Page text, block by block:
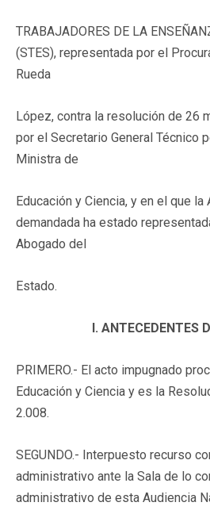
TRABAJADORES DE LA
(STES), representada por el
Rueda
López, contra la resolución de 26
por el Secretario General Técnico
Ministra de
Educación y Ciencia, y en el que la
demandada ha estado
Abogado del
Estado.
I. ANTECEDENTES
PRIMERO.- El acto impugnado
Educación y Ciencia y es la
2.008.
SEGUNDO.- Interpuesto recurso
administrativo ante la Sala de lo
administrativo de esta Audiencia